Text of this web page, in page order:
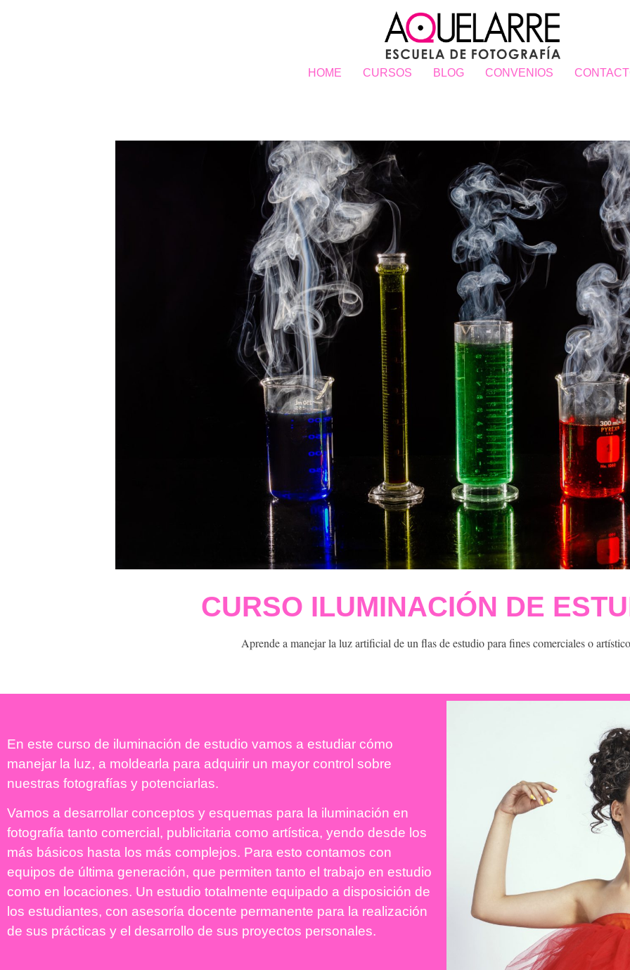
HOME CURSOS BLOG CONVENIOS
CURSO ILUMINACIÓN DE
Aprende a manejar la luz artificial de un flas de estudio para fines comerciales o
En este curso de iluminación de estudio vamos a estudiar cómo
manejar la luz, a moldearla para adquirir un mayor control sobre
nuestras fotografías y potenciarlas.
Vamos a desarrollar conceptos y esquemas para la iluminación en
fotografía tanto comercial, publicitaria como artística, yendo desde los
más básicos hasta los más complejos. Para esto contamos con
equipos de última generación, que permiten tanto el trabajo en estudio
como en locaciones. Un estudio totalmente equipado a disposición de
los estudiantes, con asesoría docente permanente para la realización
de sus prácticas y el desarrollo de sus proyectos personales.